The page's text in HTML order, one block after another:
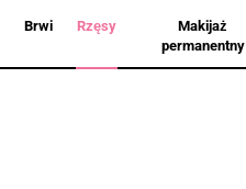
Brwi Rzęsy
Makijaż
permanentny